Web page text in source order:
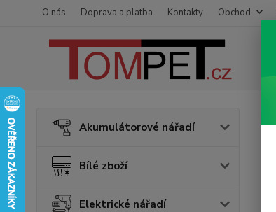
O nás Doprava a platba Kontakty Obchod
Akumulátorové nářadí
Bílé zboží
Elektrické nářadí